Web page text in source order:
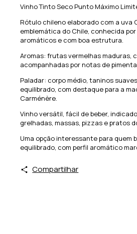
Vinho Tinto Seco Punto Máximo
Rótulo chileno elaborado com a uva
emblemática do Chile, conhecida
aromáticos e com boa estrutura.
Aromas: frutas vermelhas maduras,
acompanhadas por notas de
Paladar: corpo médio, taninos
equilibrado, com destaque para a
Carménère.
Vinho versátil, fácil de beber,
grelhadas, massas, pizzas e pratos
Uma opção interessante para quem
equilibrado, com perfil aromático
Compartilhar